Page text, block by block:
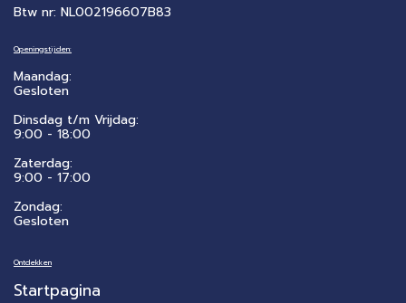
Btw nr: NL002196607B83
Openingstijden:
Maandag:
Gesloten
Dinsdag t/m Vrijdag:
9:00 - 18:00
Zaterdag:
​9:00 - 17:00
Zondag:
Gesloten
Ontdekken
Startpagina